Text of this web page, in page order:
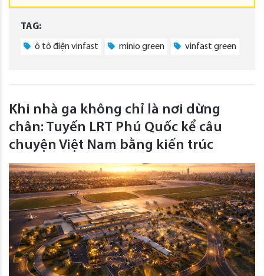
TAG:
ô tô điện vinfast minio green vinfast green
Khi nhà ga không chỉ là nơi dừng
chân: Tuyến LRT Phú Quốc kể câu
chuyện Việt Nam bằng kiến trúc